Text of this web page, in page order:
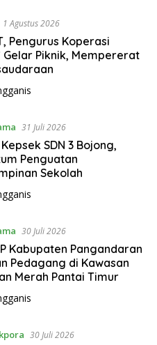
1 Agustus 2026
Pengurus Koperasi
Gelar Piknik, Mempererat
31 Juli 2026
SDN 3 Bojong,
Penguatan
Sekolah
30 Juli 2026
Kabupaten Pangandaran
Pedagang di Kawasan
Merah Pantai Timur
30 Juli 2026